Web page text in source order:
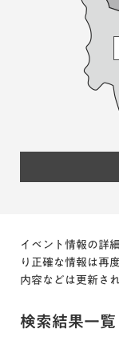
イベント情報の詳
り正確な情報は再
内容などは更新さ
検索結果一覧